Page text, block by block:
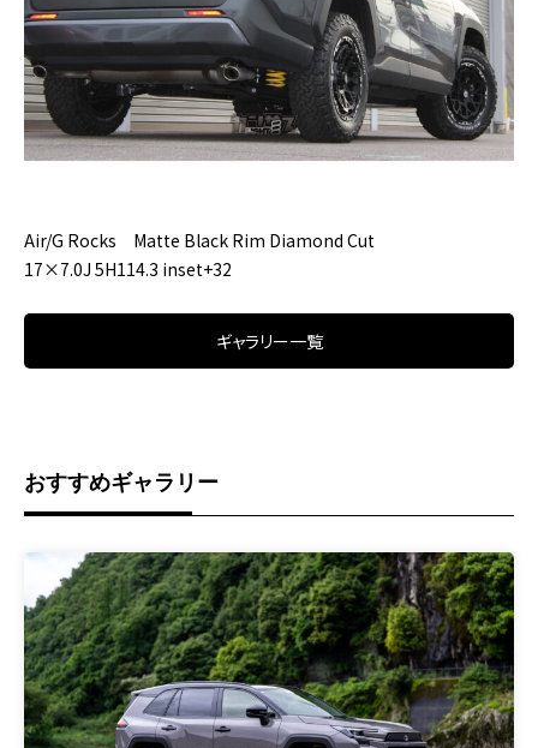
Air/G Rocks Matte Black Rim Diamond Cut
17×7.0J 5H114.3 inset+32
ギャラリー一覧
おすすめギャラリー